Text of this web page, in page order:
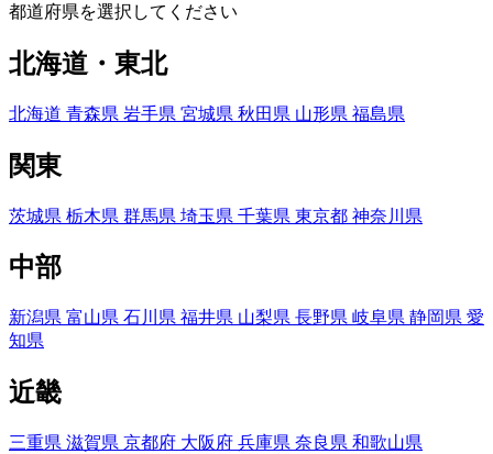
都道府県を選択してください
北海道・東北
北海道 青森県 岩手県 宮城県 秋田県 山形県 福島県
関東
茨城県 栃木県 群馬県 埼玉県 千葉県 東京都 神奈川県
中部
新潟県 富山県 石川県 福井県 山梨県 長野県 岐阜県 静岡県 愛
知県
近畿
三重県 滋賀県 京都府 大阪府 兵庫県 奈良県 和歌山県